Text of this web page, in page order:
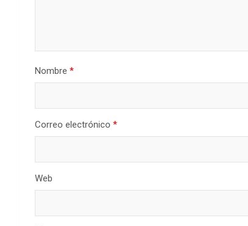
Nombre *
Correo electrónico *
Web